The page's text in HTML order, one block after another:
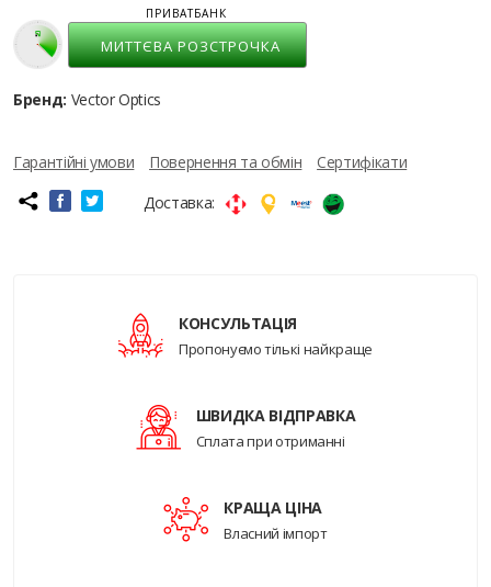
МИТТЄВА РОЗСТРОЧКА
ПРИВАТБАНК
Бренд: Vector Optics
Гарантійні умови Повернення та обмін
Сертифікати
Доставка:
КОНСУЛЬТАЦІЯ
Пропонуємо тількі найкраще
ШВИДКА ВІДПРАВКА
Сплата при отриманні
КРАЩА ЦІНА
Власний імпорт